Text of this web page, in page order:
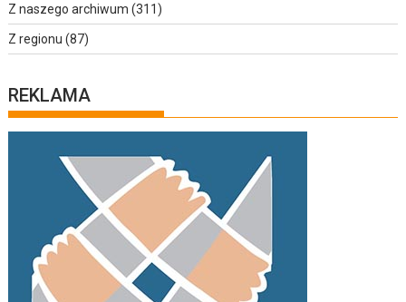
Z naszego archiwum (311)
Z regionu (87)
REKLAMA